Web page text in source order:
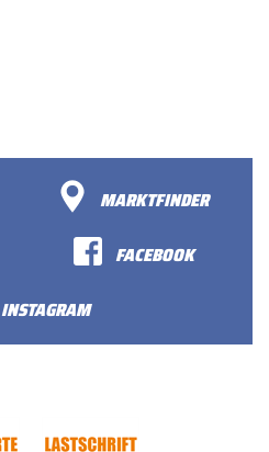
MARKTFINDER
FACEBOOK
INSTAGRAM